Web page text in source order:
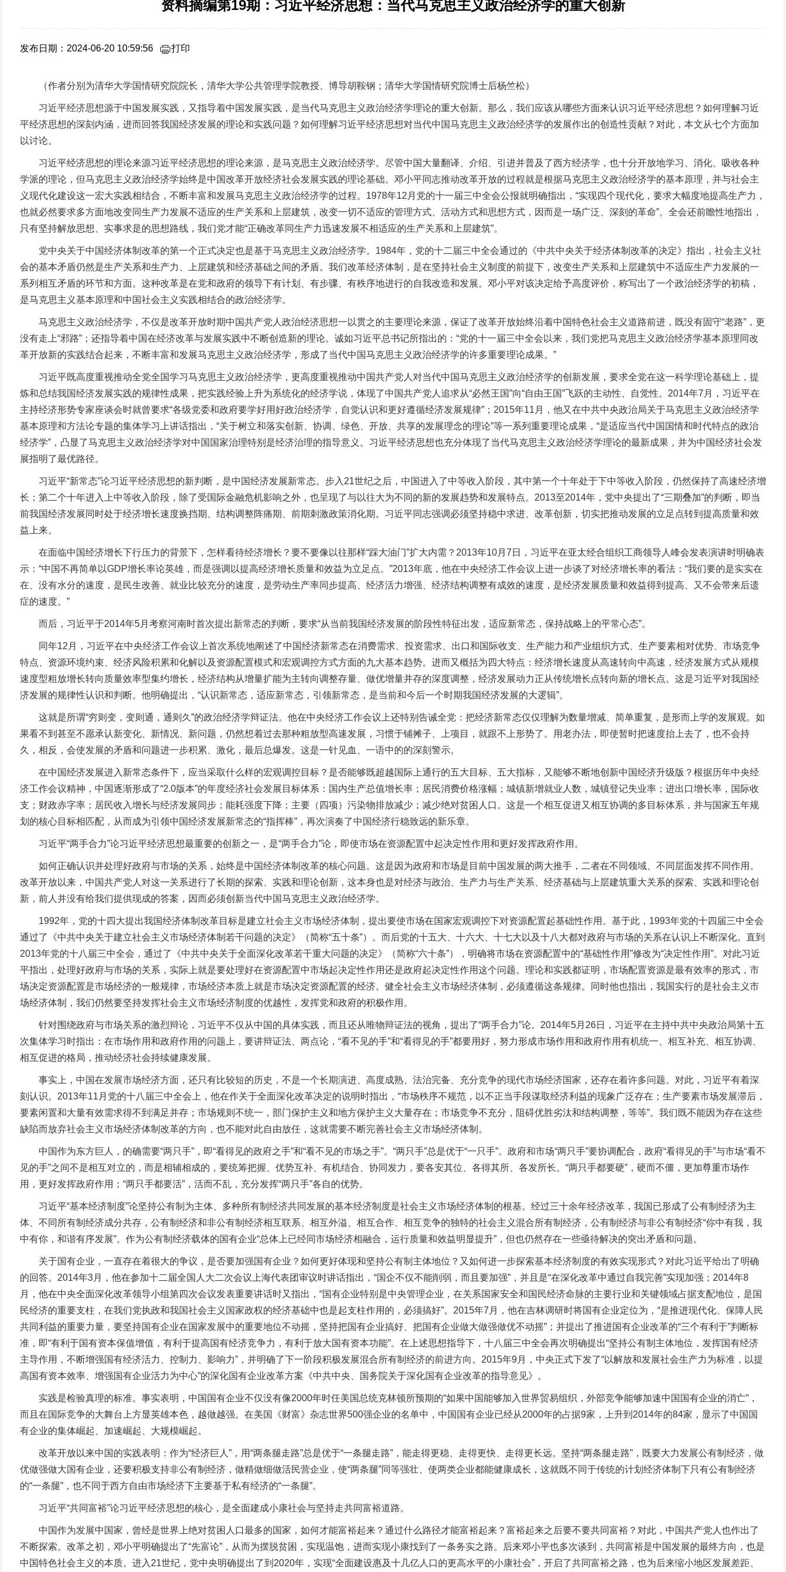
资料摘编第19期：习近平经济思想：当代马克思主义政治经济学的重大创新
发布日期：2024-06-20 10:59:56 打印
（作者分别为清华大学国情研究院院长，清华大学公共管理学院教授、博导胡鞍钢；清华大学国情研究院博士后杨竺松）
习近平经济思想源于中国发展实践，又指导着中国发展实践，是当代马克思主义政治经济学理论的重大创新。那么，我们应该从哪些方面来认识习近平经济思想？如何理解习近
平经济思想的深刻内涵，进而回答我国经济发展的理论和实践问题？如何理解习近平经济思想对当代中国马克思主义政治经济学的发展作出的创造性贡献？对此，本文从七个方面加
以讨论。
习近平经济思想的理论来源习近平经济思想的理论来源，是马克思主义政治经济学。尽管中国大量翻译、介绍、引进并普及了西方经济学，也十分开放地学习、消化、吸收各种
学派的理论，但马克思主义政治经济学始终是中国改革开放经济社会发展实践的理论基础。邓小平同志推动改革开放的过程就是根据马克思主义政治经济学的基本原理，并与社会主
义现代化建设这一宏大实践相结合，不断丰富和发展马克思主义政治经济学的过程。1978年12月党的十一届三中全会公报就明确指出，“实现四个现代化，要求大幅度地提高生产力，
也就必然要求多方面地改变同生产力发展不适应的生产关系和上层建筑，改变一切不适应的管理方式、活动方式和思想方式，因而是一场广泛、深刻的革命”。全会还前瞻性地指出，
只有坚持解放思想、实事求是的思想路线，我们党才能“正确改革同生产力迅速发展不相适应的生产关系和上层建筑”。
党中央关于中国经济体制改革的第一个正式决定也是基于马克思主义政治经济学。1984年，党的十二届三中全会通过的《中共中央关于经济体制改革的决定》指出，社会主义社
会的基本矛盾仍然是生产关系和生产力、上层建筑和经济基础之间的矛盾。我们改革经济体制，是在坚持社会主义制度的前提下，改变生产关系和上层建筑中不适应生产力发展的一
系列相互矛盾的环节和方面。这种改革是在党和政府的领导下有计划、有步骤、有秩序地进行的自我改造和发展。邓小平对该决定给予高度评价，称写出了一个政治经济学的初稿，
是马克思主义基本原理和中国社会主义实践相结合的政治经济学。
马克思主义政治经济学，不仅是改革开放时期中国共产党人政治经济思想一以贯之的主要理论来源，保证了改革开放始终沿着中国特色社会主义道路前进，既没有固守“老路”，更
没有走上“邪路”；还指导着中国在经济改革与发展实践中不断创造新的理论。诚如习近平总书记所指出的：“党的十一届三中全会以来，我们党把马克思主义政治经济学基本原理同改
革开放新的实践结合起来，不断丰富和发展马克思主义政治经济学，形成了当代中国马克思主义政治经济学的许多重要理论成果。”
习近平既高度重视推动全党全国学习马克思主义政治经济学，更高度重视推动中国共产党人对当代中国马克思主义政治经济学的创新发展，要求全党在这一科学理论基础上，提
炼和总结我国经济发展实践的规律性成果，把实践经验上升为系统化的经济学说，体现了中国共产党人追求从“必然王国”向“自由王国”飞跃的主动性、自觉性。2014年7月，习近平在
主持经济形势专家座谈会时就曾要求“各级党委和政府要学好用好政治经济学，自觉认识和更好遵循经济发展规律”；2015年11月，他又在中共中央政治局关于马克思主义政治经济学
基本原理和方法论专题的集体学习上讲话指出，“关于树立和落实创新、协调、绿色、开放、共享的发展理念的理论”等一系列重要理论成果，“是适应当代中国国情和时代特点的政治
经济学”，凸显了马克思主义政治经济学对中国国家治理特别是经济治理的指导意义。习近平经济思想也充分体现了当代马克思主义政治经济学理论的最新成果，并为中国经济社会发
展指明了最优路径。
习近平“新常态”论习近平经济思想的新判断，是中国经济发展新常态。步入21世纪之后，中国进入了中等收入阶段，其中第一个十年处于下中等收入阶段，仍然保持了高速经济增
长；第二个十年进入上中等收入阶段，除了受国际金融危机影响之外，也呈现了与以往大为不同的新的发展趋势和发展特点。2013至2014年，党中央提出了“三期叠加”的判断，即当
前我国经济发展同时处于经济增长速度换挡期、结构调整阵痛期、前期刺激政策消化期。习近平同志强调必须坚持稳中求进、改革创新，切实把推动发展的立足点转到提高质量和效
益上来。
在面临中国经济增长下行压力的背景下，怎样看待经济增长？要不要像以往那样“踩大油门”扩大内需？2013年10月7日，习近平在亚太经合组织工商领导人峰会发表演讲时明确表
示：“中国不再简单以GDP增长率论英雄，而是强调以提高经济增长质量和效益为立足点。”2013年底，他在中央经济工作会议上进一步谈了对经济增长率的看法：“我们要的是实实在
在、没有水分的速度，是民生改善、就业比较充分的速度，是劳动生产率同步提高、经济活力增强、经济结构调整有成效的速度，是经济发展质量和效益得到提高、又不会带来后遗
症的速度。”
而后，习近平于2014年5月考察河南时首次提出新常态的判断，要求“从当前我国经济发展的阶段性特征出发，适应新常态，保持战略上的平常心态”。
同年12月，习近平在中央经济工作会议上首次系统地阐述了中国经济新常态在消费需求、投资需求、出口和国际收支、生产能力和产业组织方式、生产要素相对优势、市场竞争
特点、资源环境约束、经济风险积累和化解以及资源配置模式和宏观调控方式方面的九大基本趋势。进而又概括为四大特点：经济增长速度从高速转向中高速，经济发展方式从规模
速度型粗放增长转向质量效率型集约增长，经济结构从增量扩能为主转向调整存量、做优增量并存的深度调整，经济发展动力正从传统增长点转向新的增长点。这是习近平对我国经
济发展的规律性认识和判断。他明确提出，“认识新常态，适应新常态，引领新常态，是当前和今后一个时期我国经济发展的大逻辑”。
这就是所谓“穷则变，变则通，通则久”的政治经济学辩证法。他在中央经济工作会议上还特别告诫全党：把经济新常态仅仅理解为数量增减、简单重复，是形而上学的发展观。如
果看不到甚至不愿承认新变化、新情况、新问题，仍然想着过去那种粗放型高速发展，习惯于铺摊子、上项目，就跟不上形势了。用老办法，即使暂时把速度抬上去了，也不会持
久，相反，会使发展的矛盾和问题进一步积累、激化，最后总爆发。这是一针见血、一语中的的深刻警示。
在中国经济发展进入新常态条件下，应当采取什么样的宏观调控目标？是否能够既超越国际上通行的五大目标、五大指标，又能够不断地创新中国经济升级版？根据历年中央经
济工作会议精神，中国逐渐形成了“2.0版本”的年度经济社会发展目标体系：国内生产总值增长率；居民消费价格涨幅；城镇新增就业人数，城镇登记失业率；进出口增长率，国际收
支；财政赤字率；居民收入增长与经济发展同步；能耗强度下降；主要（四项）污染物排放减少；减少绝对贫困人口。这是一个相互促进又相互协调的多目标体系，并与国家五年规
划的核心目标相匹配，从而成为引领中国经济发展新常态的“指挥棒”，再次演奏了中国经济行稳致远的新乐章。
习近平“两手合力”论习近平经济思想最重要的创新之一，是“两手合力”论，即使市场在资源配置中起决定性作用和更好发挥政府作用。
如何正确认识并处理好政府与市场的关系，始终是中国经济体制改革的核心问题。这是因为政府和市场是目前中国发展的两大推手，二者在不同领域、不同层面发挥不同作用。
改革开放以来，中国共产党人对这一关系进行了长期的探索、实践和理论创新，这本身也是对经济与政治、生产力与生产关系、经济基础与上层建筑重大关系的探索、实践和理论创
新，前人并没有给我们提供现成的答案，因而必须创新当代中国马克思主义政治经济学。
1992年，党的十四大提出我国经济体制改革目标是建立社会主义市场经济体制，提出要使市场在国家宏观调控下对资源配置起基础性作用。基于此，1993年党的十四届三中全会
通过了《中共中央关于建立社会主义市场经济体制若干问题的决定》（简称“五十条”）。而后党的十五大、十六大、十七大以及十八大都对政府与市场的关系在认识上不断深化。直到
2013年党的十八届三中全会，通过了《中共中央关于全面深化改革若干重大问题的决定》（简称“六十条”），明确将市场在资源配置中的“基础性作用”修改为“决定性作用”。对此习近
平指出，处理好政府与市场的关系，实际上就是要处理好在资源配置中市场起决定性作用还是政府起决定性作用这个问题。理论和实践都证明，市场配置资源是最有效率的形式，市
场决定资源配置是市场经济的一般规律，市场经济本质上就是市场决定资源配置的经济。健全社会主义市场经济体制，必须遵循这条规律。同时他也指出，我国实行的是社会主义市
场经济体制，我们仍然要坚持发挥社会主义市场经济制度的优越性，发挥党和政府的积极作用。
针对围绕政府与市场关系的激烈辩论，习近平不仅从中国的具体实践，而且还从唯物辩证法的视角，提出了“两手合力”论。2014年5月26日，习近平在主持中共中央政治局第十五
次集体学习时指出：在市场作用和政府作用的问题上，要讲辩证法、两点论，“看不见的手”和“看得见的手”都要用好，努力形成市场作用和政府作用有机统一、相互补充、相互协调、
相互促进的格局，推动经济社会持续健康发展。
事实上，中国在发展市场经济方面，还只有比较短的历史，不是一个长期演进、高度成熟、法治完备、充分竞争的现代市场经济国家，还存在着许多问题。对此，习近平有着深
刻认识。2013年11月党的十八届三中全会上，他在作关于全面深化改革决定的说明时指出，“市场秩序不规范，以不正当手段谋取经济利益的现象广泛存在；生产要素市场发展滞后，
要素闲置和大量有效需求得不到满足并存；市场规则不统一，部门保护主义和地方保护主义大量存在；市场竞争不充分，阻碍优胜劣汰和结构调整，等等”。我们既不能因为存在这些
缺陷而放弃社会主义市场经济体制改革的方向，也不能对此自由放任，这就需要不断完善社会主义市场经济体制。
中国作为东方巨人，的确需要“两只手”，即“看得见的政府之手”和“看不见的市场之手”。“两只手”总是优于“一只手”。政府和市场“两只手”要协调配合，政府“看得见的手”与市场“看不
见的手”之间不是相互对立的，而是相辅相成的，要统筹把握、优势互补、有机结合、协同发力，要各安其位、各得其所、各发所长。“两只手都要硬”，硬而不僵，更加尊重市场作
用，更好发挥政府作用；“两只手都要活”，活而不乱，充分发挥“两只手”各自的优势。
习近平“基本经济制度”论坚持公有制为主体、多种所有制经济共同发展的基本经济制度是社会主义市场经济体制的根基。经过三十余年经济改革，我国已形成了公有制经济为主
体、不同所有制经济成分共存，公有制经济和非公有制经济相互联系、相互外溢、相互合作、相互竞争的独特的社会主义混合所有制经济，公有制经济与非公有制经济“你中有我，我
中有你，和谐有序发展”。作为公有制经济载体的国有企业“总体上已经同市场经济相融合，运行质量和效益明显提升”，但也仍然存在一些亟待解决的突出矛盾和问题。
关于国有企业，一直存在着很大的争议，是否要加强国有企业？如何更好体现和坚持公有制主体地位？又如何进一步探索基本经济制度的有效实现形式？对此习近平给出了明确
的回答。2014年3月，他在参加十二届全国人大二次会议上海代表团审议时讲话指出，“国企不仅不能削弱，而且要加强”，并且是“在深化改革中通过自我完善”实现加强；2014年8
月，他在中央全面深化改革领导小组第四次会议发表重要讲话时又指出，“国有企业特别是中央管理企业，在关系国家安全和国民经济命脉的主要行业和关键领域占据支配地位，是国
民经济的重要支柱，在我们党执政和我国社会主义国家政权的经济基础中也是起支柱作用的，必须搞好”。2015年7月，他在吉林调研时将国有企业定位为，“是推进现代化、保障人民
共同利益的重要力量，要坚持国有企业在国家发展中的重要地位不动摇，坚持把国有企业搞好、把国有企业做大做强做优不动摇”；并提出了推进国有企业改革的“三个有利于”判断标
准，即“有利于国有资本保值增值，有利于提高国有经济竞争力，有利于放大国有资本功能”。在上述思想指导下，十八届三中全会再次明确提出“坚持公有制主体地位，发挥国有经济
主导作用，不断增强国有经济活力、控制力、影响力”，并明确了下一阶段积极发展混合所有制经济的前进方向。2015年9月，中央正式下发了“以解放和发展社会生产力为标准，以提
高国有资本效率、增强国有企业活力为中心”的深化国有企业改革方案《中共中央、国务院关于深化国有企业改革的指导意见》。
实践是检验真理的标准。事实表明，中国国有企业不仅没有像2000年时任美国总统克林顿所预期的“如果中国能够加入世界贸易组织，外部竞争能够加速中国国有企业的消亡”，
而且在国际竞争的大舞台上方显英雄本色，越做越强。在美国《财富》杂志世界500强企业的名单中，中国国有企业已经从2000年的占据9家，上升到2014年的84家，显示了中国国
有企业的集体崛起、加速崛起、大规模崛起。
改革开放以来中国的实践表明：作为“经济巨人”，用“两条腿走路”总是优于“一条腿走路”，能走得更稳、走得更快、走得更长远。坚持“两条腿走路”，既要大力发展公有制经济，做
优做强做大国有企业，还要积极支持非公有制经济，做精做细做活民营企业，使“两条腿”同等强壮、使两类企业都能健康成长，这就既不同于传统的计划经济体制下只有公有制经济
的“一条腿”，也不同于西方自由市场经济下主要基于私有经济的“一条腿”。
习近平“共同富裕”论习近平经济思想的核心，是全面建成小康社会与坚持走共同富裕道路。
中国作为发展中国家，曾经是世界上绝对贫困人口最多的国家，如何才能富裕起来？通过什么路径才能富裕起来？富裕起来之后要不要共同富裕？对此，中国共产党人也作出了
不断探索。改革之初，邓小平明确提出了“先富论”，从而为摆脱贫困，实现温饱，进而实现小康找到了一条务实之路。后来邓小平也多次谈到，共同富裕是中国发展的最终方向，也是
中国特色社会主义的本质。进入21世纪，党中央明确提出了到2020年，实现“全面建设惠及十几亿人口的更高水平的小康社会”，开启了共同富裕之路，也为后来缩小地区发展差距、